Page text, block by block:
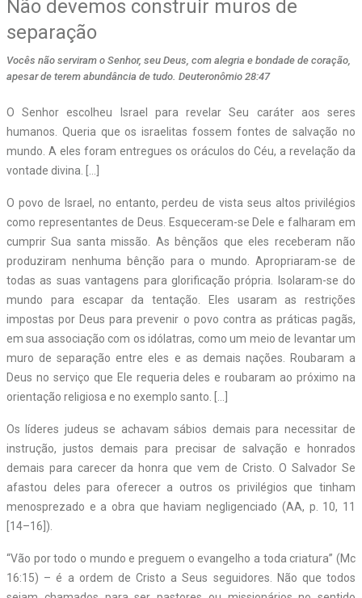
Não devemos construir muros de
separação
Vocês não serviram o Senhor, seu Deus, com alegria e bondade de coração,
apesar de terem abundância de tudo. Deuteronômio 28:47
OSenhor escolheu Israel para revelar Seu caráter aos seres
humanos. Queria que os israelitas fossem fontes de salvação no
mundo. A eles foram entregues os oráculos do Céu, a revelação da
vontade divina. […]
O povo de Israel, no entanto, perdeu de vista seus altos privilégios
como representantes de Deus. Esqueceram-se Dele e falharam em
cumprir Sua santa missão. As bênçãos que eles receberam não
produziram nenhuma bênção para o mundo. Apropriaram-se de
todas as suas vantagens para glorificação própria. Isolaram-se do
mundo para escapar da tentação. Eles usaram as restrições
impostas por Deus para prevenir o povo contra as práticas pagãs,
em sua associação com os idólatras, como um meio de levantar um
muro de separação entre eles e as demais nações. Roubaram a
Deus no serviço que Ele requeria deles e roubaram ao próximo na
orientação religiosa e no exemplo santo. […]
Os líderes judeus se achavam sábios demais para necessitar de
instrução, justos demais para precisar de salvação e honrados
demais para carecer da honra que vem de Cristo. O Salvador Se
afastou deles para oferecer a outros os privilégios que tinham
menosprezado e a obra que haviam negligenciado (AA, p. 10, 11
[14–16]).
“Vão por todo o mundo e preguem o evangelho a toda criatura” (Mc
16:15) – é a ordem de Cristo a Seus seguidores. Não que todos